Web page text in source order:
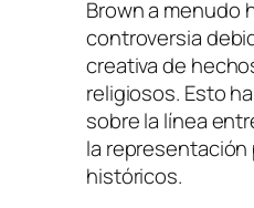
Brown a menudo
controversia
creativa de
religiosos. Esto
sobre la línea
la
históricos.